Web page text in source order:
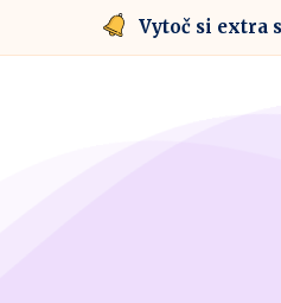
Vytoč si extra